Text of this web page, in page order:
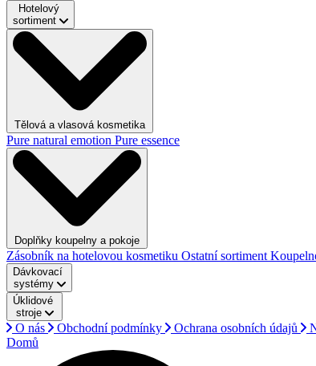
Hotelový
sortiment
Tělová a vlasová kosmetika
Pure natural emotion Pure essence
Doplňky koupelny a pokoje
Zásobník na hotelovou kosmetiku Ostatní sortiment
Dávkovací
systémy
Úklidové
stroje
O nás Obchodní podmínky Ochrana osobních údajů
Domů